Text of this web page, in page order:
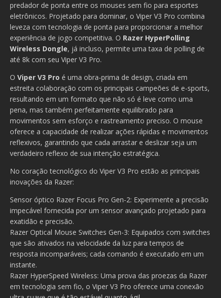
predador de ponta entre os mouses sem fio para esportes
eletrônicos. Projetado para dominar, o Viper V3 Pro combina
leveza com tecnologia de ponta para proporcionar a melhor
experiência de jogo competitiva. O Razer HyperPolling
Wireless Dongle, já incluso, permite uma taxa de polling de
até 8k com seu Viper V3 Pro.
O Viper V3 Pro é uma obra-prima de design, criada em
estreita colaboração com os principais campeões de e-sports,
resultando em um formato que não só é leve como uma
pena, mas também perfeitamente equilibrado para
movimentos sem esforço e rastreamento preciso. O mouse
oferece a capacidade de realizar ações rápidas e movimentos
reflexivos, garantindo que cada arrastar e deslizar seja um
verdadeiro reflexo de sua intenção estratégica.
No coração tecnológico do Viper V3 Pro estão as principais
inovações da Razer:
Sensor óptico Razer Focus Pro Gen-2: Experimente a precisão
impecável fornecida por um sensor avançado projetado para
exatidão e precisão.
Razer Optical Mouse Switches Gen-3: Equipados com switches
que são ativados na velocidade da luz para tempos de
resposta incomparáveis; cada comando é executado em um
instante.
Razer HyperSpeed Wireless: Uma prova das proezas da Razer
em tecnologia sem fio, o Viper V3 Pro oferece uma conexão